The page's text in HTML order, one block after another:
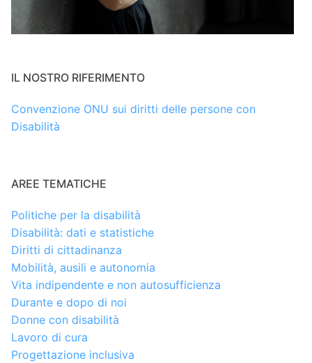
IL NOSTRO RIFERIMENTO
Convenzione ONU sui diritti delle persone con
Disabilità
AREE TEMATICHE
Politiche per la disabilità
Disabilità: dati e statistiche
Diritti di cittadinanza
Mobilità, ausili e autonomia
Vita indipendente e non autosufficienza
Durante e dopo di noi
Donne con disabilità
Lavoro di cura
Progettazione inclusiva